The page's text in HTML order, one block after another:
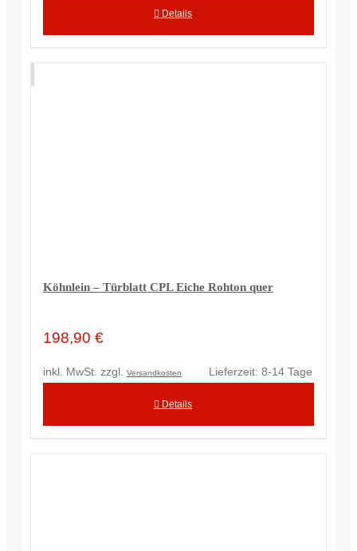
Details
Köhnlein – Türblatt CPL Eiche Rohton quer
198,90 €
inkl. MwSt. zzgl. Versandkosten Lieferzeit: 8-14 Tage
Details